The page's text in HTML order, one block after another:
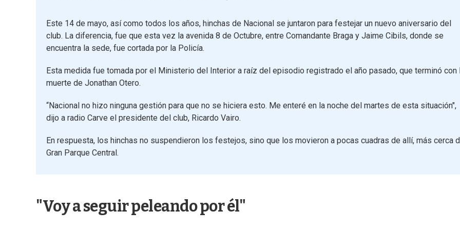
Este 14 de mayo, así como todos los años, hinchas de Nacional se juntaron para festejar un nuevo aniversario del
club. La diferencia, fue que esta vez la avenida 8 de Octubre, entre Comandante Braga y Jaime Cibils, donde se
encuentra la sede, fue cortada por la Policía.
Esta medida fue tomada por el Ministerio del Interior a raíz del episodio registrado el año pasado, que terminó con
muerte de Jonathan Otero.
“Nacional no hizo ninguna gestión para que no se hiciera esto. Me enteré en la noche del martes de esta situación",
dijo a radio Carve el presidente del club, Ricardo Vairo.
En respuesta, los hinchas no suspendieron los festejos, sino que los movieron a pocas cuadras de allí, más cerca
Gran Parque Central.
"Voy a seguir peleando por él"